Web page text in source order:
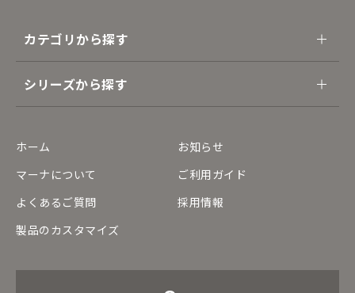
カテゴリから探す
シリーズから探す
ホーム
お知らせ
マーナについて
ご利用ガイド
よくあるご質問
採用情報
製品のカスタマイズ